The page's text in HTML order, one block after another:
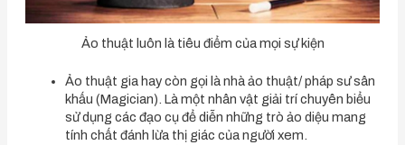
Ảo thuật luôn là tiêu điểm của mọi sự kiện
Ảo thuật gia hay còn gọi là nhà ảo thuật/ pháp sư sân
khấu (Magician). Là một nhân vật giải trí chuyên biểu
sử dụng các đạo cụ để diễn những trò ảo diệu mang
tính chất đánh lừa thị giác của người xem.